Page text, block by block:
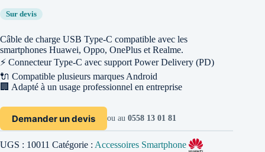
Sur devis
Câble de charge USB Type-C compatible avec les
smartphones Huawei, Oppo, OnePlus et Realme.
⚡ Connecteur Type-C avec support Power Delivery (PD)
🔌 Compatible plusieurs marques Android
🏢 Adapté à un usage professionnel en entreprise
Demander un devis ou au 0558 13 01 81
UGS : 10011 Catégorie : Accessoires Smartphone